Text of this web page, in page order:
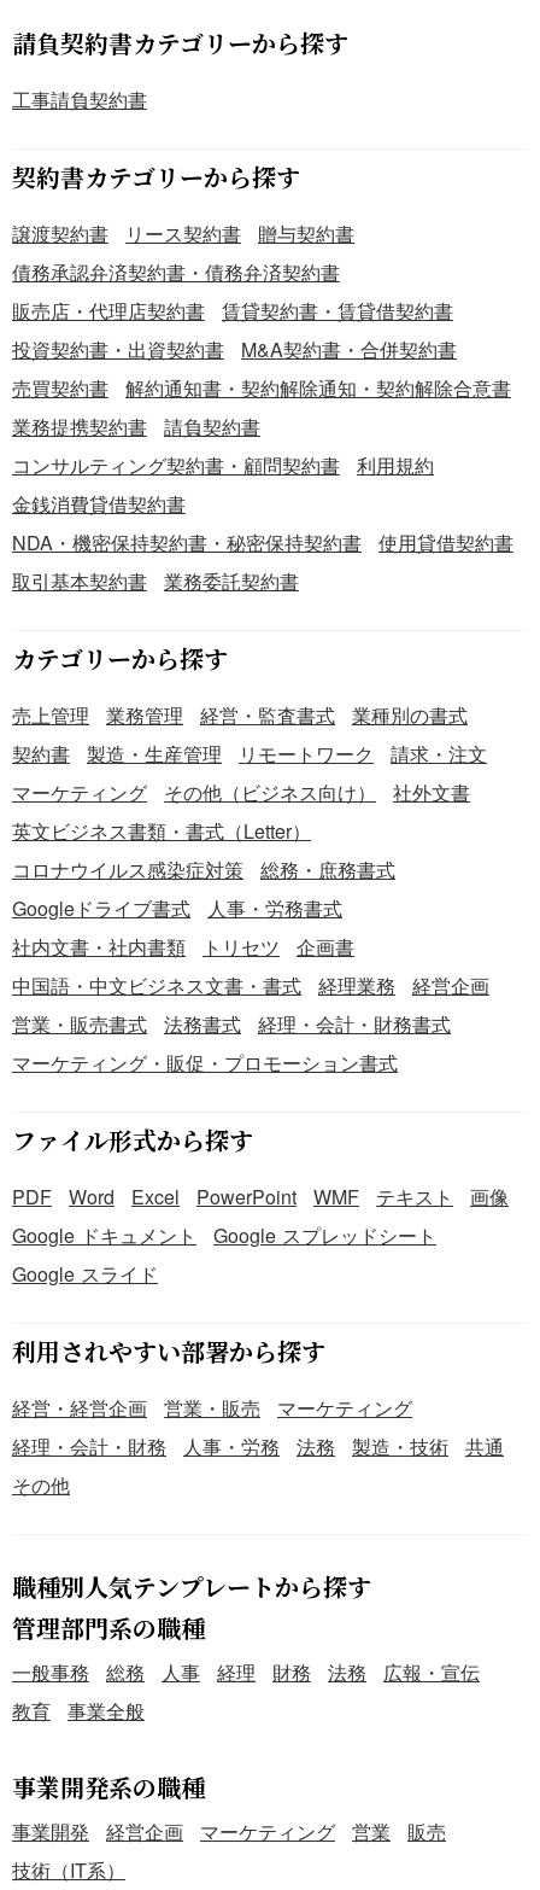
録書式です。熱中症対策の実施記録として保存すること
で、労働基準監督署の調査対応や事故発生時の原因究明、
法令遵守の証明に役立ちます。 ■テンプレートの利用シー
高齢者・未経験者を含む現場での教育資料として＞ 体調急
基署対応の書類管理に＞ 労働基準監督署の調査対応、社内
監査・安全衛生委員会での運用記録として活用できます。
■作成・利用時のポイント ＜作業強度と環境条件の双方か
ら評価＞ 掘削・重機操作など負荷の高い作業では休憩頻度
を増やす、交代制にするなどの対策を講じましょう。 ＜仮
設休憩所・日陰設備の準備を徹底＞ 屋外環境では熱ストレ
スが蓄積しやすいため早期対処が重要です。 ＜高齢者・初
心者の体調管理は重点確認＞ 声かけや作業前後の申告をル
ール化しましょう。 ■テンプレートの利用メリット ＜Excel
で簡単編集・実務反映＞ 現場状況に合わせて自由にカスタ
マイズ・更新できます。 ＜見本付きで初めてでも迷わず使
える＞ 評価の観点がわかりやすく、属人化を防ぎます。 ＜
リスクの優先度が明確＞ どの対策が急務か共有しやすくな
様式であり、個別の事業所における法令適合性や労働安全
衛生上の義務履行を保証するものではありません。実際の
運用にあたっては、弁護士・社会保険労務士等の専門家に
ご相談ください。
請負契約書カテゴリーから探す
工事請負契約書
契約書カテゴリーから探す
譲渡契約書 リース契約書
贈与契約書
債務承認弁済契約書・債務弁済契約書
販売店・代理店契約書
賃貸契約書・賃貸借契約書
投資契約書・出資契約書
M&A契約書・合併契約書
売買契約書
解約通知書・契約解除通知・契約解除合意書
業務提携契約書
請負契約書
コンサルティング契約書・顧問契約書
利用規約
金銭消費貸借契約書
NDA・機密保持契約書・秘密保持契約書
使用貸借契約書
取引基本契約書
業務委託契約書
カテゴリーから探す
売上管理 業務管理 経営・監査書式
業種別の書式
契約書
製造・生産管理 リモートワーク
請求・注文
マーケティング
その他（ビジネス向け）
社外文書
英文ビジネス書類・書式（Letter）
コロナウイルス感染症対策
総務・庶務書式
Googleドライブ書式
人事・労務書式
社内文書・社内書類
トリセツ
企画書
中国語・中文ビジネス文書・書式
経理業務
経営企画
営業・販売書式
法務書式
経理・会計・財務書式
マーケティング・販促・プロモーション書式
ファイル形式から探す
PDF Word Excel PowerPoint WMF テキスト
画像
Google ドキュメント
Google スプレッドシート
Google スライド
利用されやすい部署から探す
経営・経営企画 営業・販売
マーケティング
経理・会計・財務
人事・労務 法務 製造・技術
共通
その他
職種別人気テンプレートから探す
管理部門系の職種
一般事務 総務 人事 経理 財務 法務
広報・宣伝
教育
事業全般
事業開発系の職種
事業開発 経営企画 マーケティング 営業
販売
技術（IT系）